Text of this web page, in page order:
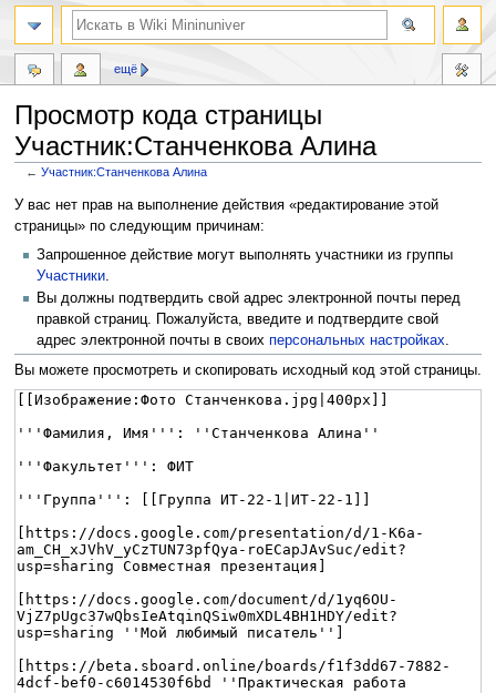
Просмотр кода страницы
Участник:Станченкова Алина
←Участник:Станченкова Алина
Перейти
к
навигации
Перейти
к
поиску
У вас нет прав на выполнение действия «редактирование этой
страницы» по следующим причинам:
Запрошенное действие могут выполнять участники из группы
Участники
Вы должны подтвердить свой адрес электронной почты перед
правкой страниц. Пожалуйста, введите и подтвердите свой
адрес электронной почты в своих персональных настройках
Вы можете просмотреть и скопировать исходный код этой страницы.
ещё